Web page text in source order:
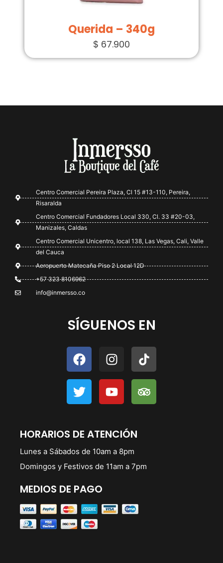
Querida – 340g
$ 67.900
Centro Comercial Pereira Plaza, Cl 15 #13-110, Pereira,
Risaralda
Centro Comercial Fundadores Local 330, Cl. 33 #20-03,
Manizales, Caldas
Centro Comercial Unicentro, local 138, Las Vegas, Cali, Valle
del Cauca
Aeropuerto Matecaña Piso 2 Local 12D
+57 323 8106962
info@inmersso.co
SÍGUENOS EN
HORARIOS DE ATENCIÓN
Lunes a Sábados de 10am a 8pm
Domingos y Festivos de 11am a 7pm
MEDIOS DE PAGO